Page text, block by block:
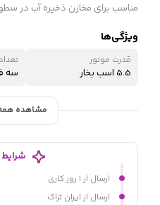
مناسب برای مخازن ذخیره آب در سطوح
ویژگی‌ها
قدرت موتور
5.5 اسب بخار سه
مشاهده
شرایط
ارسال از ۱ روز کاری
ارسال از ایران تراک